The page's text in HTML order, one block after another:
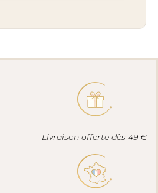
Livraison offerte dès 49 €